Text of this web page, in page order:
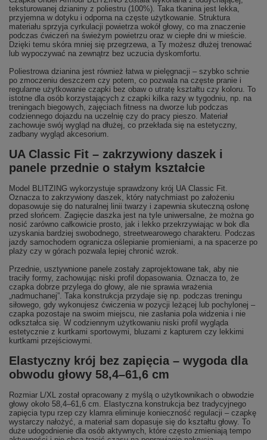
teksturowanej dzianiny z poliestru (100%). Taka tkanina jest lekka,
przyjemna w dotyku i odporna na częste użytkowanie. Struktura
materiału sprzyja cyrkulacji powietrza wokół głowy, co ma znaczenie
podczas ćwiczeń na świeżym powietrzu oraz w ciepłe dni w mieście.
Dzięki temu skóra mniej się przegrzewa, a Ty możesz dłużej trenować
lub wypoczywać na zewnątrz bez uczucia dyskomfortu.
Poliestrowa dzianina jest również łatwa w pielęgnacji – szybko schnie
po zmoczeniu deszczem czy potem, co pozwala na częste pranie i
regularne użytkowanie czapki bez obaw o utratę kształtu czy koloru. To
istotne dla osób korzystających z czapki kilka razy w tygodniu, np. na
treningach biegowych, zajęciach fitness na dworze lub podczas
codziennego dojazdu na uczelnię czy do pracy pieszo. Materiał
zachowuje swój wygląd na dłużej, co przekłada się na estetyczny,
zadbany wygląd akcesorium.
UA Classic Fit – zakrzywiony daszek i
panele przednie o stałym kształcie
Model BLITZING wykorzystuje sprawdzony krój UA Classic Fit.
Oznacza to zakrzywiony daszek, który natychmiast po założeniu
dopasowuje się do naturalnej linii twarzy i zapewnia skuteczną osłonę
przed słońcem. Zagięcie daszka jest na tyle uniwersalne, że można go
nosić zarówno całkowicie prosto, jak i lekko przekrzywiając w bok dla
uzyskania bardziej swobodnego, streetwearowego charakteru. Podczas
jazdy samochodem ogranicza oślepianie promieniami, a na spacerze po
plaży czy w górach pozwala lepiej chronić wzrok.
Przednie, usztywnione panele zostały zaprojektowane tak, aby nie
traciły formy, zachowując niski profil dopasowania. Oznacza to, że
czapka dobrze przylega do głowy, ale nie sprawia wrażenia
„nadmuchanej”. Taka konstrukcja przydaje się np. podczas treningu
siłowego, gdy wykonujesz ćwiczenia w pozycji leżącej lub pochylonej –
czapka pozostaje na swoim miejscu, nie zasłania pola widzenia i nie
odkształca się. W codziennym użytkowaniu niski profil wygląda
estetycznie z kurtkami sportowymi, bluzami z kapturem czy lekkimi
kurtkami przejściowymi.
Elastyczny krój bez zapięcia – wygoda dla
obwodu głowy 58,4–61,6 cm
Rozmiar L/XL został opracowany z myślą o użytkownikach o obwodzie
głowy około 58,4–61,6 cm. Elastyczna konstrukcja bez tradycyjnego
zapięcia typu rzep czy klamra eliminuje konieczność regulacji – czapkę
wystarczy nałożyć, a materiał sam dopasuje się do kształtu głowy. To
duże udogodnienie dla osób aktywnych, które często zmieniają tempo